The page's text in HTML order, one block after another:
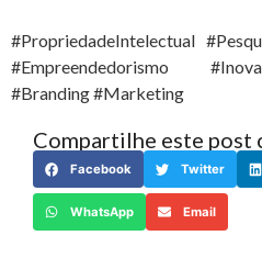
#PropriedadeIntelectual
#Empreendedorismo
#Branding #Marketing
Compartilhe este post
Facebook Twitter
WhatsApp Email